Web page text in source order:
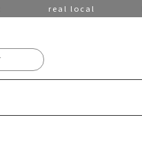
real local